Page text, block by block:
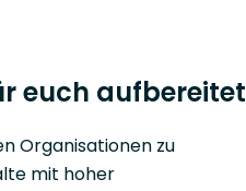
euch aufbereitet
Organisationen zu
mit hoher